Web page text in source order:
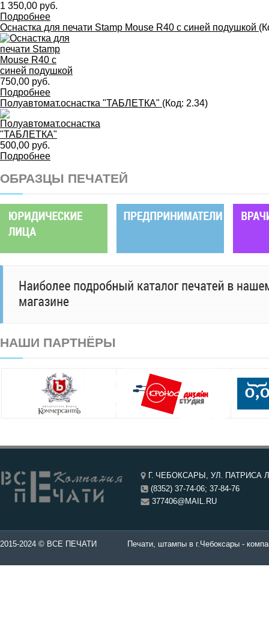
1 350,00 руб.
Подробнее
Оснастка для печати Stamp Mouse R40 с синей подушкой
750,00 руб.
Подробнее
Полуавтомат.оснастка "ТАБЛЕТКА" (Код: 2.34)
500,00 руб.
Подробнее
ОБРАЗЦЫ ПЕЧАТЕЙ
НАШИ ПАРТНЁРЫ
Г. ЧЕБОКСАРЫ, УЛ. ПАТРИСА
(8352) 37-74-06; 37-84-76
377406@MAIL.RU
в Чебоксары. Печати, штампы в г.Чебоксары -
2015-2024 © ВСЕ ПЕЧАТИ